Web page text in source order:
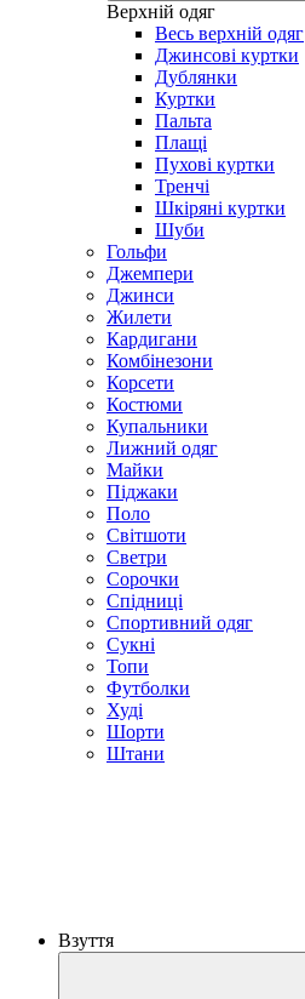
Верхній одяг
Весь верхній одяг
Джинсові куртки
Дублянки
Куртки
Пальта
Плащі
Пухові куртки
Тренчі
Шкіряні куртки
Шуби
Гольфи
Джемпери
Джинси
Жилети
Кардигани
Комбінезони
Корсети
Костюми
Купальники
Лижний одяг
Майки
Піджаки
Поло
Світшоти
Светри
Сорочки
Спідниці
Спортивний одяг
Сукні
Топи
Футболки
Худі
Шорти
Штани
Взуття